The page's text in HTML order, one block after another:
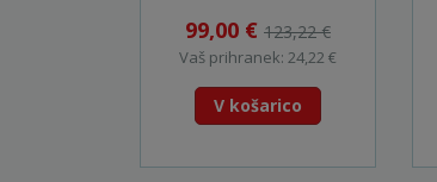
99,00 € 123,22 €
Vaš prihranek: 24,22 €
V košarico